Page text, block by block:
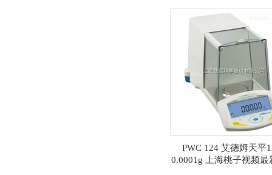
PWC 124 艾德姆天平
0.0001g 上海桃子视频最